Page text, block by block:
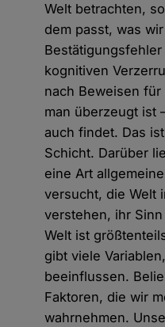
Welt betrachten,
dem passt, was
kognitiven
nach Beweisen
man überzeugt ist
auch findet. Das
Schicht. Darüber
eine Art
versucht, die Welt
verstehen, ihr
Welt ist
gibt viele
beeinflussen.
Faktoren, die wir
wahrnehmen.